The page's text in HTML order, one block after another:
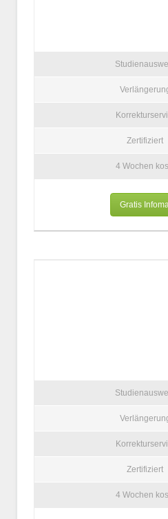
Zertifiziert
4 Wochen
Gratis
Zertifiziert
4 Wochen